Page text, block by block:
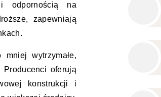
i odpornością na
zapewniają
wytrzymałe,
oferują
konstrukcji i